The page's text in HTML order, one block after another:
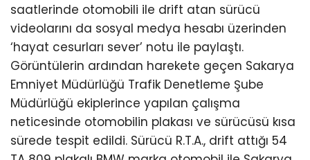
saatlerinde otomobili ile drift atan sürücü
videolarını da sosyal medya hesabı üzerinden
‘hayat cesurları sever’ notu ile paylaştı.
Görüntülerin ardından harekete geçen Sakarya
Emniyet Müdürlüğü Trafik Denetleme Şube
Müdürlüğü ekiplerince yapılan çalışma
neticesinde otomobilin plakası ve sürücüsü kısa
sürede tespit edildi. Sürücü R.T.A., drift attığı 54